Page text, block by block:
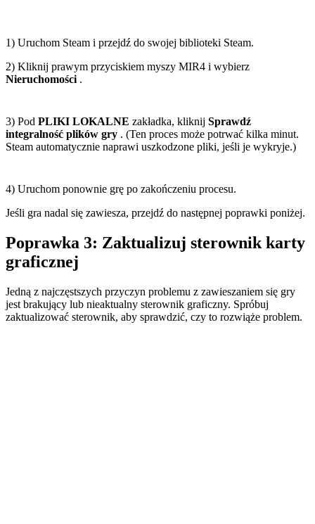
1) Uruchom Steam i przejdź do swojej biblioteki Steam.
2) Kliknij prawym przyciskiem myszy MIR4 i wybierz
Nieruchomości .
3) Pod PLIKI LOKALNE zakładka, kliknij Sprawdź
integralność plików gry . (Ten proces może potrwać kilka minut.
Steam automatycznie naprawi uszkodzone pliki, jeśli je wykryje.)
4) Uruchom ponownie grę po zakończeniu procesu.
Jeśli gra nadal się zawiesza, przejdź do następnej poprawki poniżej.
Poprawka 3: Zaktualizuj sterownik karty
graficznej
Jedną z najczęstszych przyczyn problemu z zawieszaniem się gry
jest brakujący lub nieaktualny sterownik graficzny. Spróbuj
zaktualizować sterownik, aby sprawdzić, czy to rozwiąże problem.